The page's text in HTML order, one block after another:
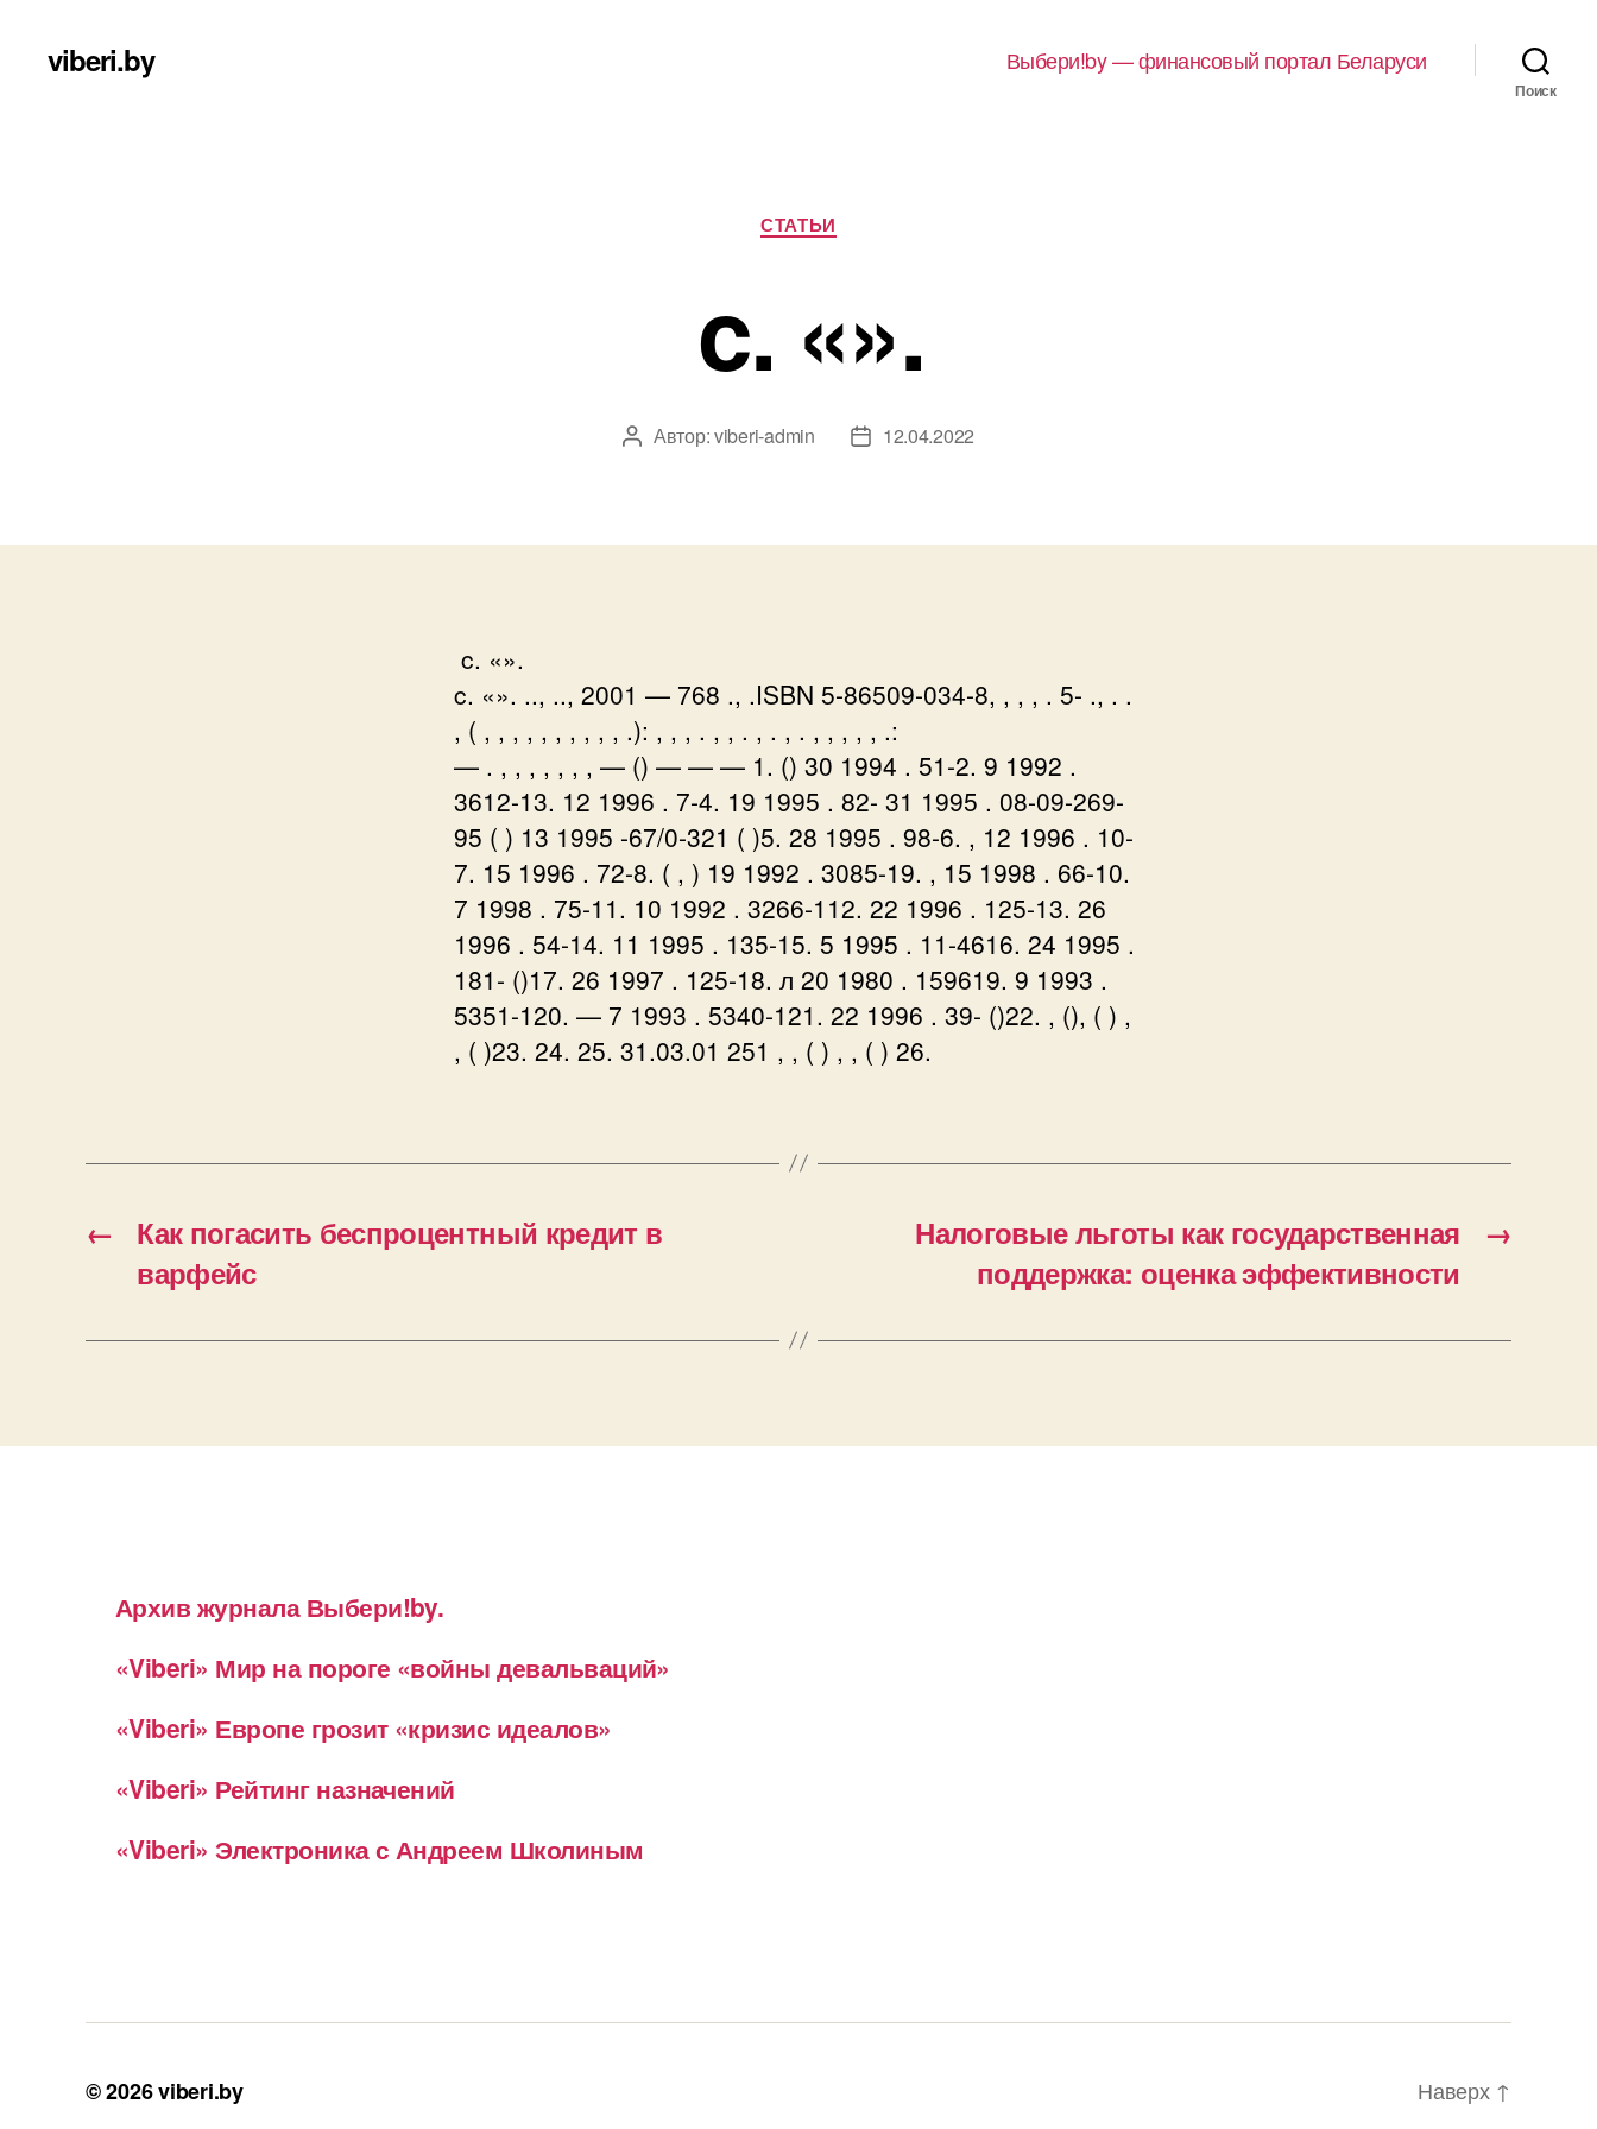
viberi.by Выбери!by — финансовый портал Беларуси
Поиск
Рубрики
СТАТЬИ
c. «».
Автор
Автор:viberi-admin
Дата12.04.2022
c. «».
c. «». .., .., 2001 — 768 ., .ISBN 5-86509-034-8, , , , . 5- ., . .
, ( , , , , , , , , , , .): , , , . , , . , . , . , , , , , .:
— . , , , , , , , — () — — — 1. () 30 1994 . 51-2. 9 1992 .
3612-13. 12 1996 . 7-4. 19 1995 . 82- 31 1995 . 08-09-269-
95 ( ) 13 1995 -67/0-321 ( )5. 28 1995 . 98-6. , 12 1996 . 10-
7. 15 1996 . 72-8. ( , ) 19 1992 . 3085-19. , 15 1998 . 66-10.
7 1998 . 75-11. 10 1992 . 3266-112. 22 1996 . 125-13. 26
1996 . 54-14. 11 1995 . 135-15. 5 1995 . 11-4616. 24 1995 .
181- ()17. 26 1997 . 125-18. л 20 1980 . 159619. 9 1993 .
5351-120. — 7 1993 . 5340-121. 22 1996 . 39- ()22. , (), ( ) ,
, ( )23. 24. 25. 31.03.01 251 , , ( ) , , ( ) 26.
←
Как погасить беспроцентный кредит в
варфейс
→
Налоговые льготы как государственная
поддержка: оценка эффективности
Архив журнала Выбери!by.
«Viberi» Мир на пороге «войны девальваций»
«Viberi» Европе грозит «кризис идеалов»
«Viberi» Рейтинг назначений
«Viberi» Электроника с Андреем Школиным
© 2026viberi.by Наверх ↑